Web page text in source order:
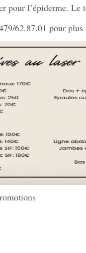
pour l’épiderme. Le
62.87.01 pour